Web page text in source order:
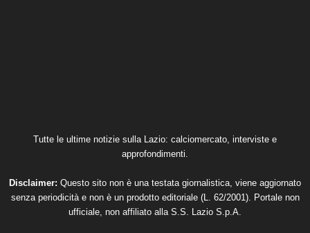
Tutte le ultime notizie sulla Lazio: calciomercato, interviste e
approfondimenti.
Disclaimer: Questo sito non è una testata giornalistica, viene aggiornato
senza periodicità e non è un prodotto editoriale (L. 62/2001). Portale non
ufficiale, non affiliato alla S.S. Lazio S.p.A.